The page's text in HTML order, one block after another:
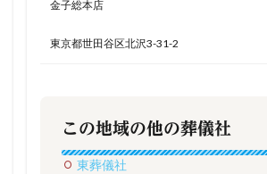
金子総本店
東京都世田谷区北沢3-31-2
この地域の他の葬儀社
東葬儀社